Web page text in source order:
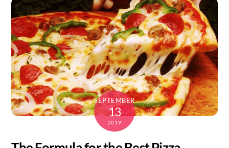
SEPTEMBER
13
2019